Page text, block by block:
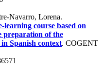
Navarro, Lorena.
course based on
preparation of the
Spanish context. COGENT